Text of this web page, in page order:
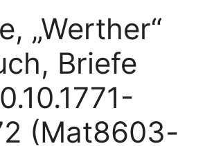
„Werther“
Briefe
(Mat8603-